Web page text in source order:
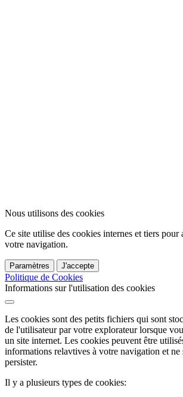
Nous utilisons des cookies
Ce site utilise des cookies internes et tiers pour
votre navigation.
Paramètres J'accepte
Politique de Cookies
Informations sur l'utilisation des cookies
Les cookies sont des petits fichiers qui sont
de l'utilisateur par votre explorateur lorsque
un site internet. Les cookies peuvent être
informations relavtives à votre navigation et ne
persister.
Il y a plusieurs types de cookies: